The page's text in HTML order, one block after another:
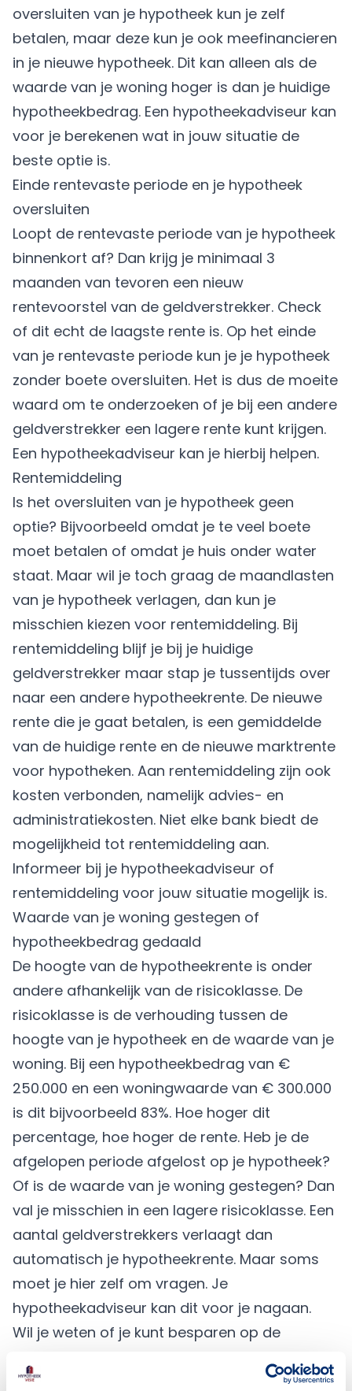
oversluiten van je hypotheek kun je zelf
betalen, maar deze kun je ook meefinancieren
in je nieuwe hypotheek. Dit kan alleen als de
waarde van je woning hoger is dan je huidige
hypotheekbedrag. Een hypotheekadviseur kan
voor je berekenen wat in jouw situatie de
beste optie is.
Einde rentevaste periode en je hypotheek
oversluiten
Loopt de rentevaste periode van je hypotheek
binnenkort af? Dan krijg je minimaal 3
maanden van tevoren een nieuw
rentevoorstel van de geldverstrekker. Check
of dit echt de laagste rente is. Op het einde
van je rentevaste periode kun je je hypotheek
zonder boete oversluiten. Het is dus de moeite
waard om te onderzoeken of je bij een andere
geldverstrekker een lagere rente kunt krijgen.
Een hypotheekadviseur kan je hierbij helpen.
Rentemiddeling
Is het oversluiten van je hypotheek geen
optie? Bijvoorbeeld omdat je te veel boete
moet betalen of omdat je huis onder water
staat. Maar wil je toch graag de maandlasten
van je hypotheek verlagen, dan kun je
misschien kiezen voor rentemiddeling. Bij
rentemiddeling blijf je bij je huidige
geldverstrekker maar stap je tussentijds over
naar een andere hypotheekrente. De nieuwe
rente die je gaat betalen, is een gemiddelde
van de huidige rente en de nieuwe marktrente
voor hypotheken. Aan rentemiddeling zijn ook
kosten verbonden, namelijk advies- en
administratiekosten. Niet elke bank biedt de
mogelijkheid tot rentemiddeling aan.
Informeer bij je hypotheekadviseur of
rentemiddeling voor jouw situatie mogelijk is.
Waarde van je woning gestegen of
hypotheekbedrag gedaald
De hoogte van de hypotheekrente is onder
andere afhankelijk van de risicoklasse. De
risicoklasse is de verhouding tussen de
hoogte van je hypotheek en de waarde van je
woning. Bij een hypotheekbedrag van €
250.000 en een woningwaarde van € 300.000
is dit bijvoorbeeld 83%. Hoe hoger dit
percentage, hoe hoger de rente. Heb je de
afgelopen periode afgelost op je hypotheek?
Of is de waarde van je woning gestegen? Dan
val je misschien in een lagere risicoklasse. Een
aantal geldverstrekkers verlaagt dan
automatisch je hypotheekrente. Maar soms
moet je hier zelf om vragen. Je
hypotheekadviseur kan dit voor je nagaan.
Wil je weten of je kunt besparen op de
oplossing het beste bij jou past? Maak dan